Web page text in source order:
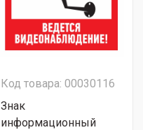
Код товара: 00030116
Знак
информационный